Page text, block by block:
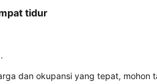
tidur
dan okupansi yang tepat,